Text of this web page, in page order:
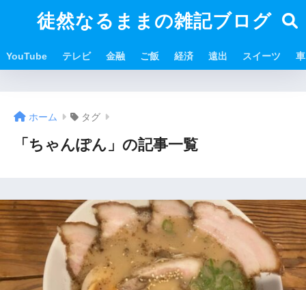
徒然なるままの雑記ブログ
YouTube テレビ 金融 ご飯 経済 遠出 スイーツ 車
ホーム タグ
「ちゃんぽん」の記事一覧